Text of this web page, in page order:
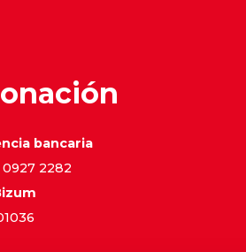
bancaria
0927 2282